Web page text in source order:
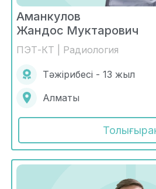
Аманкулов
Жандос Муктарович
ПЭТ-КТ | Радиология
Тәжірибесі - 13 жыл
Алматы